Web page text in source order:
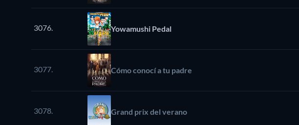
3076. Yowamushi Pedal
3077. Cómo conocí a tu padre
3078. Grand prix del verano